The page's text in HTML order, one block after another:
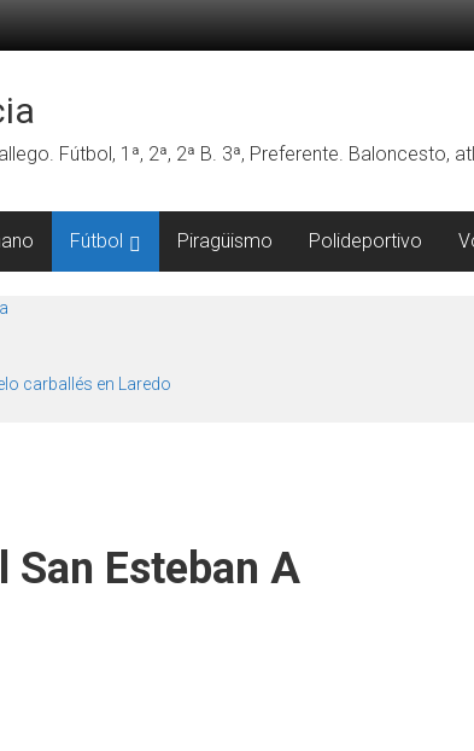
Fútbol, 1ª, 2ª, 2ª B. 3ª, Preferente. Baloncesto,
Fútbol Piragüismo Polideportivo
carballés en Laredo
San Esteban A